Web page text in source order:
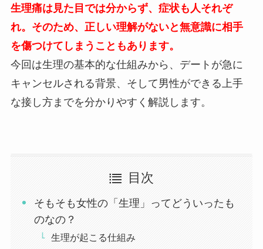
生理痛は見た目では分からず、症状も人それぞ
れ。そのため、正しい理解がないと無意識に相手
を傷つけてしまうこともあります。
今回は生理の基本的な仕組みから、デートが急に
キャンセルされる背景、そして男性ができる上手
な接し方までを分かりやすく解説します。
目次
そもそも女性の「生理」ってどういったも
のなの？
生理が起こる仕組み